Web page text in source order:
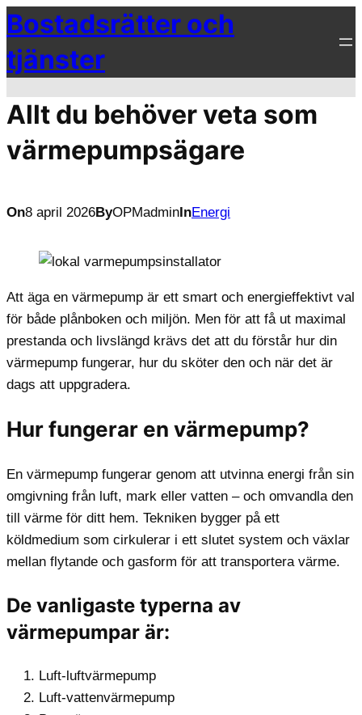
Hoppa
till
innehåll
Bostadsrätter och
tjänster
Allt du behöver veta som
värmepumpsägare
On8 april 2026ByOPMadminInEnergi
Att äga en värmepump är ett smart och energieffektivt val
för både plånboken och miljön. Men för att få ut maximal
prestanda och livslängd krävs det att du förstår hur din
värmepump fungerar, hur du sköter den och när det är
dags att uppgradera.
Hur fungerar en värmepump?
En värmepump fungerar genom att utvinna energi från sin
omgivning från luft, mark eller vatten – och omvandla den
till värme för ditt hem. Tekniken bygger på ett
köldmedium som cirkulerar i ett slutet system och växlar
mellan flytande och gasform för att transportera värme.
De vanligaste typerna av
värmepumpar är:
Luft-luftvärmepump
Luft-vattenvärmepump